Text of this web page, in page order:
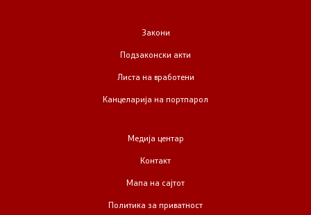
Закони
Подзаконски акти
Листа на вработени
Канцеларија на портпарол
Медија центар
Контакт
Мапа на сајтот
Политика за приватност